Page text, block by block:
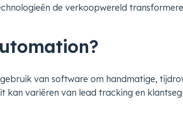
de verkoopwereld
van software om handmatige,
kan variëren van lead tracking en